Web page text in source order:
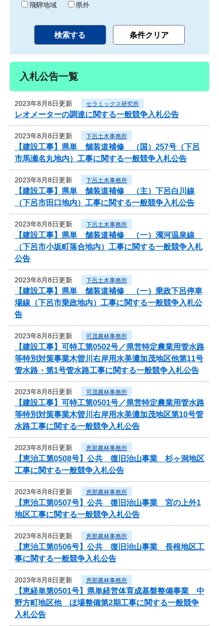
飛騨地域
県外
入札公告一覧
2023年8月8日更新 セラミックス研究所
レオメーターの調達に関する一般競争入札公告
2023年8月8日更新 下呂土木事務所
【建設工事】県単 舗装道補修 （国）257号（下呂
市馬瀬名丸地内）工事に関する一般競争入札公告
2023年8月8日更新 下呂土木事務所
【建設工事】県単 舗装道補修 （主）下呂白川線
（下呂市田口地内）工事に関する一般競争入札公告
2023年8月8日更新 下呂土木事務所
【建設工事】県単 舗装道補修 （一）濁河温泉線
（下呂市小坂町落合地内）工事に関する一般競争入札
公告
2023年8月8日更新 下呂土木事務所
【建設工事】県単 舗装道補修 （一）乗政下呂停車
場線（下呂市乗政地内）工事に関する一般競争入札公
告
2023年8月8日更新 可茂農林事務所
【建設工事】可特工第0502号／県営特定農業用管水路
等特別対策事業木曽川右岸用水美濃加茂地区他第11号
管水路・第1号管水路工事に関する一般競争入札公告
2023年8月8日更新 可茂農林事務所
【建設工事】可特工第0501号／県営特定農業用管水路
等特別対策事業木曽川右岸用水美濃加茂地区第10号管
水路工事に関する一般競争入札公告
2023年8月8日更新 恵那農林事務所
【恵治工第0508号】公共 復旧治山事業 杉ヶ洞地区
工事に関する一般競争入札公告
2023年8月8日更新 恵那農林事務所
【恵治工第0507号】公共 復旧治山事業 宮の上外1
地区工事に関する一般競争入札公告
2023年8月8日更新 恵那農林事務所
【恵治工第0506号】公共 復旧治山事業 長根地区工
事に関する一般競争入札公告
2023年8月8日更新 恵那農林事務所
【恵経単第0501号】県単経営体育成基盤整備事業 中
野方町地区他 ほ場整備第2期工事に関する一般競争
入札公告